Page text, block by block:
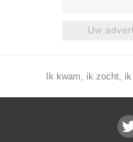
Uw
Ik kwam, ik zocht,